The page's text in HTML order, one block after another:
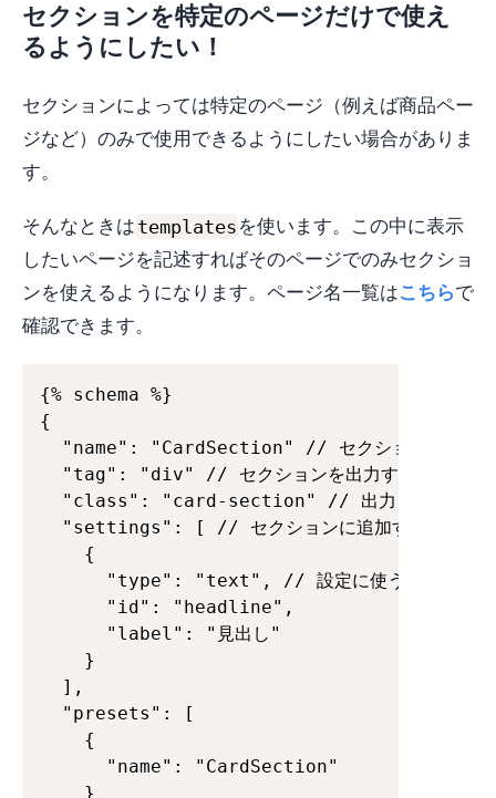
セクションを特定のページだけで使え
るようにしたい！
セクションによっては特定のページ（例えば商品ペー
ジなど）のみで使用できるようにしたい場合がありま
す。
そんなときは templates を使います。この中に表示
したいページを記述すればそのページでのみセクショ
ンを使えるようになります。ページ名一覧はこちらで
確認できます。
{% schema %}
{
  "name": "CardSection" // セクションの名前
"tag": "div" // セクションを出力するときの
"class": "card-section" // 出力したタグに
"settings": [ // セクションに追加するオプシ
    {
"type": "text", // 設定に使うフォームタ
      "id": "headline",
      "label": "見出し"
    }
  ],
  "presets": [
    {
      "name": "CardSection"
    }